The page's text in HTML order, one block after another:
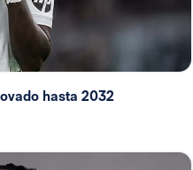
hasta 2032